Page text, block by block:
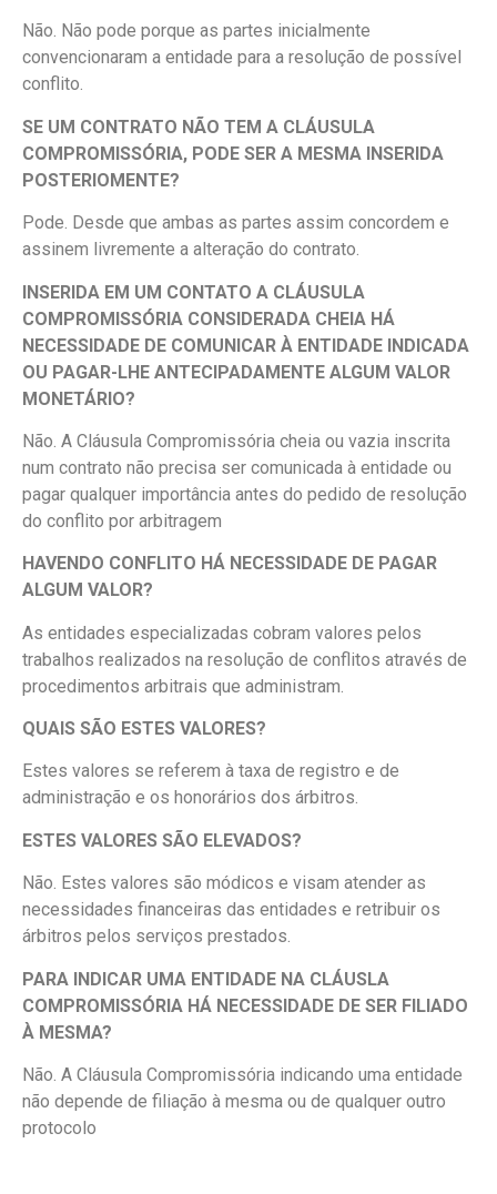
Não. Não pode porque as partes inicialmente
convencionaram a entidade para a resolução de possível
conflito.
SE UM CONTRATO NÃO TEM A CLÁUSULA
COMPROMISSÓRIA, PODE SER A MESMA INSERIDA
POSTERIOMENTE?
Pode. Desde que ambas as partes assim concordem e
assinem livremente a alteração do contrato.
INSERIDA EM UM CONTATO A CLÁUSULA
COMPROMISSÓRIA CONSIDERADA CHEIA HÁ
NECESSIDADE DE COMUNICAR À ENTIDADE INDICADA
OU PAGAR-LHE ANTECIPADAMENTE ALGUM VALOR
MONETÁRIO?
Não. A Cláusula Compromissória cheia ou vazia inscrita
num contrato não precisa ser comunicada à entidade ou
pagar qualquer importância antes do pedido de resolução
do conflito por arbitragem
HAVENDO CONFLITO HÁ NECESSIDADE DE PAGAR
ALGUM VALOR?
As entidades especializadas cobram valores pelos
trabalhos realizados na resolução de conflitos através de
procedimentos arbitrais que administram.
QUAIS SÃO ESTES VALORES?
Estes valores se referem à taxa de registro e de
administração e os honorários dos árbitros.
ESTES VALORES SÃO ELEVADOS?
Não. Estes valores são módicos e visam atender as
necessidades financeiras das entidades e retribuir os
árbitros pelos serviços prestados.
PARA INDICAR UMA ENTIDADE NA CLÁUSLA
COMPROMISSÓRIA HÁ NECESSIDADE DE SER FILIADO
À MESMA?
Não. A Cláusula Compromissória indicando uma entidade
não depende de filiação à mesma ou de qualquer outro
protocolo